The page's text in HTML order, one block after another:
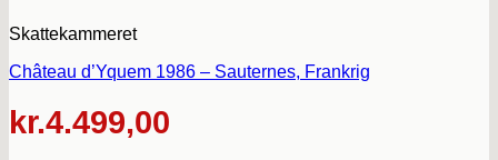
Skattekammeret
Château d’Yquem 1986 – Sauternes, Frankrig
kr.4.499,00